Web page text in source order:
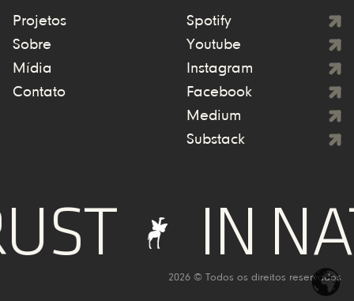
Projetos
Sobre
Mídia
Contato
Spotify
Youtube
Instagram
Facebook
Medium
Substack
IN
2026 © Todos os direitos reservados